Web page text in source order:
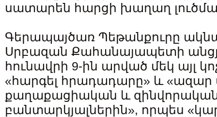
սատարեն հարցի խաղաղ
Գերապայծառ Պեթանքուրը
Սրբազան Քահանայապետի
հունավրի 9-ին արված մեկ այլ
«հարգել հրադադարը» և «ազար
քաղաքացիական և
բանտարկյալներին», որպես